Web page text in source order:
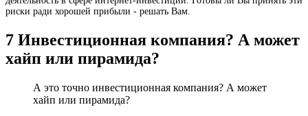
риски ради хорошей прибыли - решать Вам.
7 Инвестиционная компания? А может
хайп или пирамида?
А это точно инвестиционная компания? А может
хайп или пирамида?